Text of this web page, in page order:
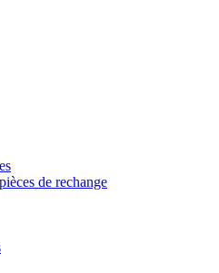
de rechange